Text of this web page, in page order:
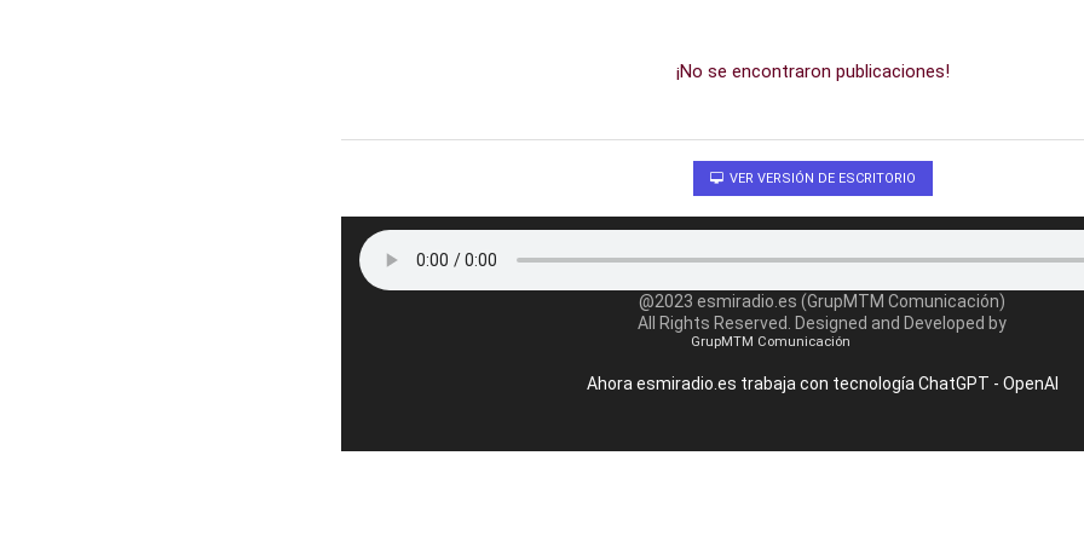
¡No se encontraron publicaciones!
VER VERSIÓN DE ESCRITORIO
@2023 esmiradio.es (GrupMTM Comunicación)
All Rights Reserved. Designed and Developed by
GrupMTM Comunicación
Ahora esmiradio.es trabaja con tecnología ChatGPT - OpenAI